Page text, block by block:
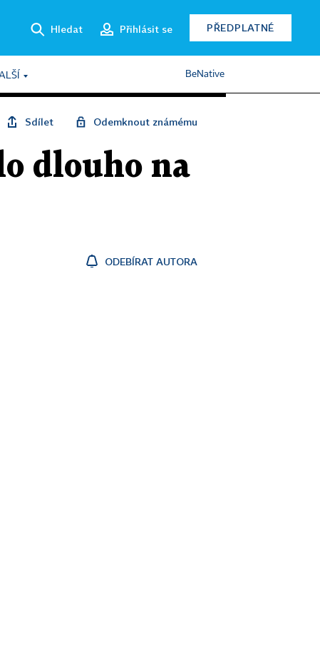
Hledat Přihlásit se PŘEDPLATNÉ
BeNative
Sdílet Odemknout známému
dlouho na
ODEBÍRAT AUTORA